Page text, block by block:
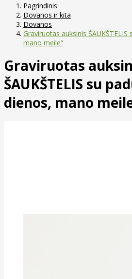
Pagrindinis
Dovanos ir kita
Dovanos
Graviruotas auksinis ŠAUKŠTELIS
mano meile“
Graviruotas
ŠAUKŠTELIS su
dienos, mano